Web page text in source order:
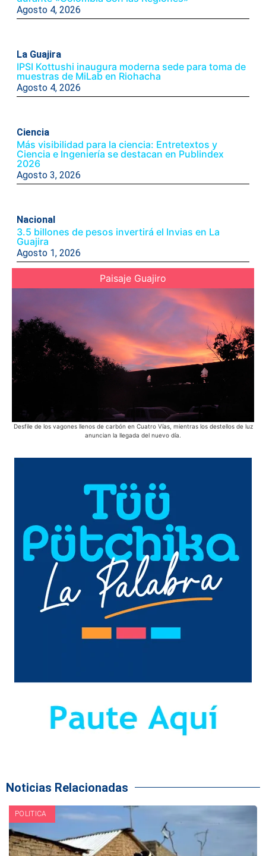
Agosto 4, 2026
La Guajira
IPSI Kottushi inaugura moderna sede para toma de
muestras de MiLab en Riohacha
Agosto 4, 2026
Ciencia
Más visibilidad para la ciencia: Entretextos y
Ciencia e Ingeniería se destacan en Publindex
2026
Agosto 3, 2026
Nacional
3.5 billones de pesos invertirá el Invias en La
Guajira
Agosto 1, 2026
Paisaje Guajiro
Desfile de los vagones llenos de carbón en Cuatro Vías, mientras los destellos de luz
anuncian la llegada del nuevo día.
Noticias Relacionadas
POLITICA